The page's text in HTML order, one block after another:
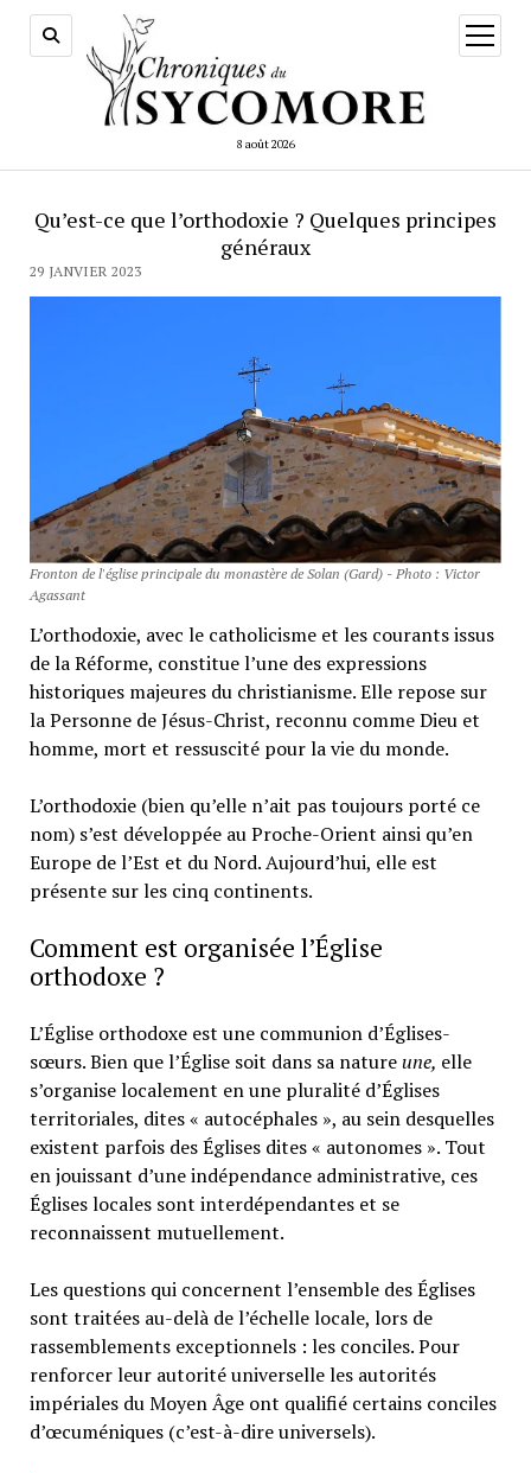
8 août 2026
ouvrir
menu
Qu’est-ce que l’orthodoxie ? Quelques principes
généraux
29 JANVIER 2023
Fronton de l'église principale du monastère de Solan (Gard) - Photo : Victor
Agassant
L’orthodoxie, avec le catholicisme et les courants issus
de la Réforme, constitue l’une des expressions
historiques majeures du christianisme. Elle repose sur
la Personne de Jésus-Christ, reconnu comme Dieu et
homme, mort et ressuscité pour la vie du monde.
L’orthodoxie (bien qu’elle n’ait pas toujours porté ce
nom) s’est développée au Proche-Orient ainsi qu’en
Europe de l’Est et du Nord. Aujourd’hui, elle est
présente sur les cinq continents.
Comment est organisée l’Église
orthodoxe ?
L’Église orthodoxe est une communion d’Églises-
sœurs. Bien que l’Église soit dans sa natureune, elle
s’organise localement en une pluralité d’Églises
territoriales, dites « autocéphales », au sein desquelles
existent parfois des Églises dites « autonomes ». Tout
en jouissant d’une indépendance administrative, ces
Églises locales sont interdépendantes et se
reconnaissent mutuellement.
Les questions qui concernent l’ensemble des Églises
sont traitées au-delà de l’échelle locale, lors de
rassemblements exceptionnels : les conciles. Pour
renforcer leur autorité universelle les autorités
impériales du Moyen Âge ont qualifié certains conciles
d’œcuméniques (c’est-à-dire universels).